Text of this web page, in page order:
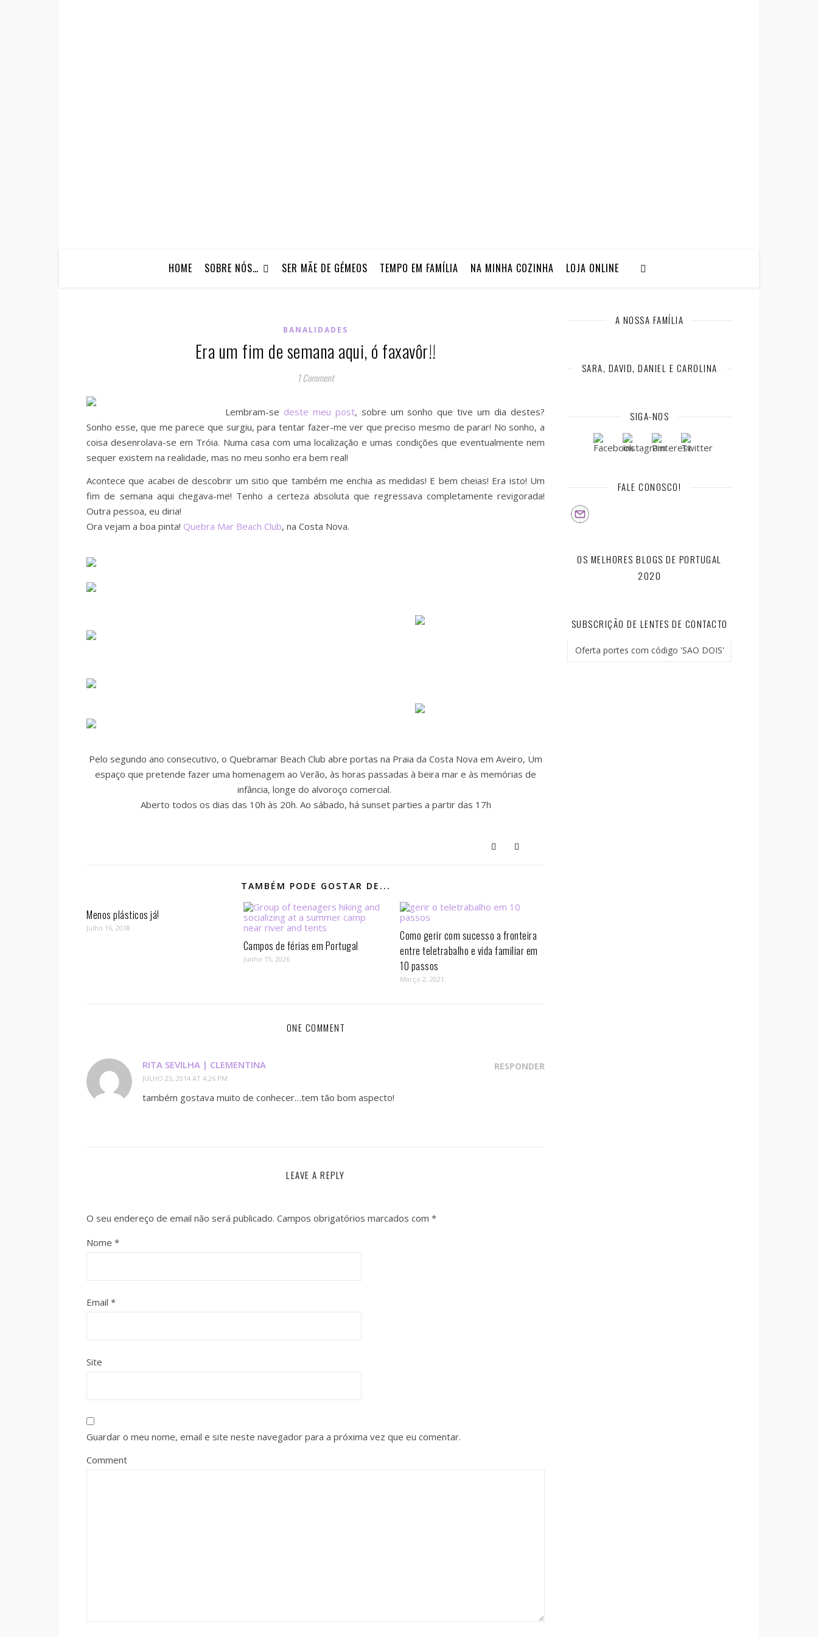
HOME SOBRE NÓS… SER MÃE DE GÉMEOS TEMPO EM FAMÍLIA NA MINHA COZINHA LOJA ONLINE
BANALIDADES
Era um fim de semana aqui, ó faxavôr!!
1 Comment
Lembram-se deste meu post, sobre um sonho que tive um dia destes?
Sonho esse, que me parece que surgiu, para tentar fazer-me ver que preciso mesmo de parar! No sonho, a
coisa desenrolava-se em Tróia. Numa casa com uma localização e umas condições que eventualmente nem
sequer existem na realidade, mas no meu sonho era bem real!
Acontece que acabei de descobrir um sitio que também me enchia as medidas! E bem cheias! Era isto! Um
fim de semana aqui chegava-me! Tenho a certeza absoluta que regressava completamente revigorada!
Outra pessoa, eu diria!
Ora vejam a boa pinta! Quebra Mar Beach Club, na Costa Nova.
Pelo segundo ano consecutivo, o Quebramar Beach Club abre portas na Praia da Costa Nova em Aveiro, Um
espaço que pretende fazer uma homenagem ao Verão, às horas passadas à beira mar e às memórias de
infância, longe do alvoroço comercial.
Aberto todos os dias das 10h às 20h. Ao sábado, há sunset parties a partir das 17h
TAMBÉM PODE GOSTAR DE...
Menos plásticos já!
Julho 16, 2018
Campos de férias em Portugal
Junho 15, 2026
Como gerir com sucesso a fronteira
entre teletrabalho e vida familiar em
10 passos⁣
Março 2, 2021
ONE COMMENT
RITA SEVILHA | CLEMENTINA
JULHO 25, 2014 AT 4:26 PM
RESPONDER
também gostava muito de conhecer…tem tão bom aspecto!
LEAVE A REPLY
O seu endereço de email não será publicado. Campos obrigatórios marcados com *
Nome *
Email *
Site
Guardar o meu nome, email e site neste navegador para a próxima vez que eu comentar.
Comment
A NOSSA FAMÍLIA
SARA, DAVID, DANIEL E CAROLINA
SIGA-NOS
FALE CONOSCO!
OS MELHORES BLOGS DE PORTUGAL
2020
SUBSCRIÇÃO DE LENTES DE CONTACTO
Oferta portes com código 'SAO DOIS'